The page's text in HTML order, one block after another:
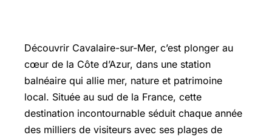
Découvrir Cavalaire-sur-Mer, c’est plonger au
cœur de la Côte d’Azur, dans une station
balnéaire qui allie mer, nature et patrimoine
local. Située au sud de la France, cette
destination incontournable séduit chaque année
des milliers de visiteurs avec ses plages de